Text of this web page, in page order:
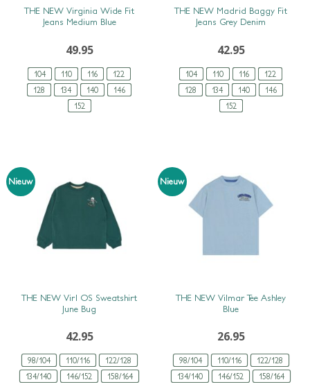
SNEL BEKIJKEN
104 110 116
122
128
134 140
146
152
THE NEW Virginia Wide Fit
Jeans Medium Blue
49.95
SNEL BEKIJKEN
104 110 116
122
128
134 140
146
152
THE NEW Madrid Baggy Fit
Jeans Grey Denim
42.95
Nieuw
98/104 110/116
122/128
134/140
146/152 158/164
THE NEW Virl OS Sweatshirt
June Bug
42.95
Nieuw
98/104 110/116
122/128
134/140
146/152 158/164
THE NEW Vilmar Tee Ashley
Blue
26.95